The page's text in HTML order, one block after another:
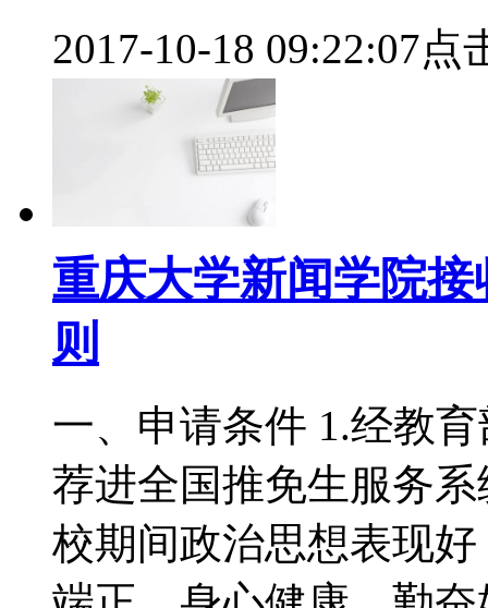
2017-10-18 09:22:07点
重庆大学新闻学院
则
一、申请条件 1.经教
荐进全国推免生服务
校期间政治思想表现